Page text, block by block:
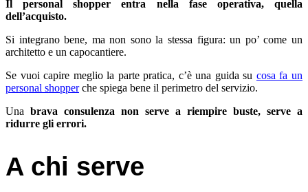
Il personal shopper entra nella fase operativa, quella
dell’acquisto.
Si integrano bene, ma non sono la stessa figura: un po’ come un
architetto e un capocantiere.
Se vuoi capire meglio la parte pratica, c’è una guida su cosa fa un
personal shopperche spiega bene il perimetro del servizio.
Una brava consulenza non serve a riempire buste, serve a
ridurre gli errori.
A chi serve